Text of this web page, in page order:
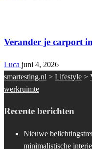
Verander je carport
Luca juni 4, 2026
smartesting.nl > Lifestyle >
werkruimte
Recente berichten
Nieuwe
minimalistische